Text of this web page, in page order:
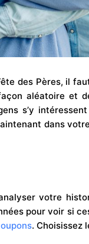
des Pères, il
aléatoire et
s’y
dans
votre
pour voir si
. Choisissez